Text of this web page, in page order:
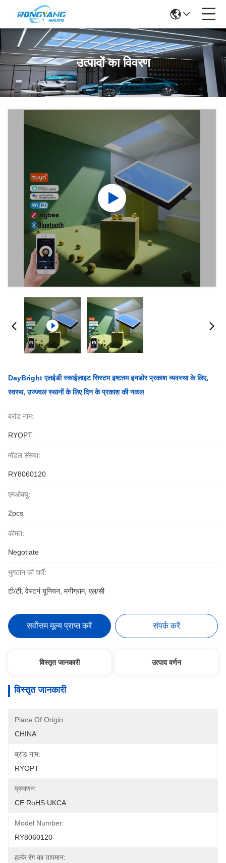
उत्पादों का विवरण
DayBright एलईडी स्काईलाइट सिस्टम इष्टतम इनडोर प्रकाश व्यवस्था के लिए,
स्वस्थ, उज्ज्वल स्थानों के लिए दिन के प्रकाश की नकल
ब्रांड नाम:
RYOPT
मॉडल संख्या:
RY8060120
एमओक्यू:
2pcs
कीमत:
Negotiate
भुगतान की शर्तें:
टी/टी, वेस्टर्न यूनियन, मनीग्राम, एल/सी
सर्वोत्तम मूल्य प्राप्त करें संपर्क करें
विस्तृत जानकारी उत्पाद वर्णन
विस्तृत जानकारी
Place Of Origin:
CHINA
ब्रांड नाम:
RYOPT
प्रमाणन:
CE RoHS UKCA
Model Number:
RY8060120
हल्के रंग का तापमान: